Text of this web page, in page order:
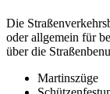
Die
oder allgemein für
über die
Martinszüge